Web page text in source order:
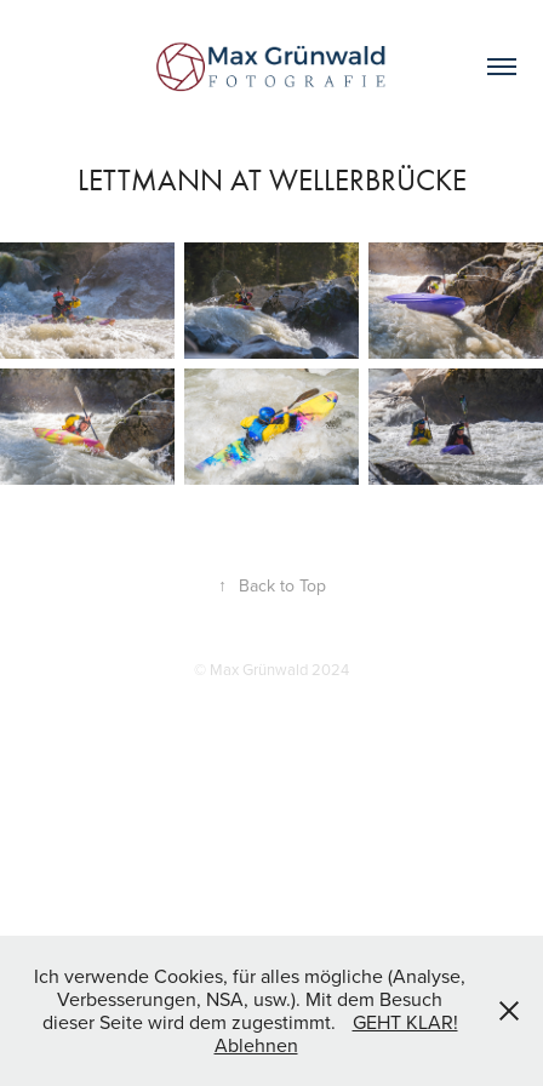
LETTMANN AT WELLERBRÜCKE
↑ Back to Top
Max Grünwald 2024
Ich verwende Cookies, für alles mögliche (Analyse,
Verbesserungen, NSA, usw.). Mit dem Besuch
dieser Seite wird dem zugestimmt.
GEHT KLAR!
Ablehnen